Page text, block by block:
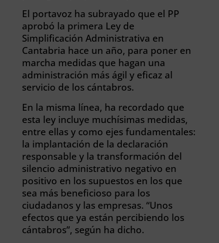
El portavoz ha subrayado que el PP
aprobó la primera Ley de
Simplificación Administrativa en
Cantabria hace un año, para poner en
marcha medidas que hagan una
administración más ágil y eficaz al
servicio de los cántabros.
En la misma línea, ha recordado que
esta ley incluye muchísimas medidas,
entre ellas y como ejes fundamentales:
la implantación de la declaración
responsable y la transformación del
silencio administrativo negativo en
positivo en los supuestos en los que
sea más beneficioso para los
ciudadanos y las empresas. “Unos
efectos que ya están percibiendo los
cántabros”, según ha dicho.